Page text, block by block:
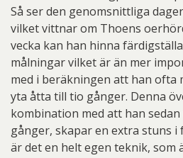
Så ser den genomsnittliga
vilket vittnar om Thoens
vecka kan han hinna
målningar vilket är än mer
med i beräkningen att han ofta
yta åtta till tio gånger. Denna
kombination med att han
gånger, skapar en extra stuns
är det en helt egen teknik, som